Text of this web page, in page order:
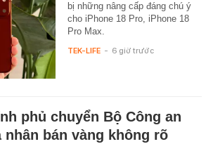
bị những nâng cấp đáng chú ý
cho iPhone 18 Pro, iPhone 18
Pro Max.
TEK-LIFE - 6 giờ trước
phủ chuyển Bộ Công an
bán vàng không rõ